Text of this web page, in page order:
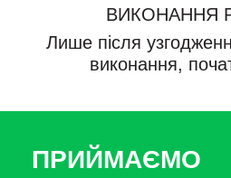
ВИКОНАННЯ
Лише після
виконання,
ПРИЙМАЄМО